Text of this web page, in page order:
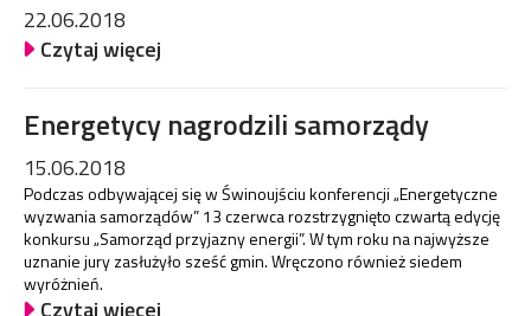
22.06.2018
Czytaj więcej
Energetycy nagrodzili samorządy
15.06.2018
Podczas odbywającej się w Świnoujściu konferencji „Energetyczne
wyzwania samorządów” 13 czerwca rozstrzygnięto czwartą edycję
konkursu „Samorząd przyjazny energii”. W tym roku na najwyższe
uznanie jury zasłużyło sześć gmin. Wręczono również siedem
wyróżnień.
Czytaj więcej